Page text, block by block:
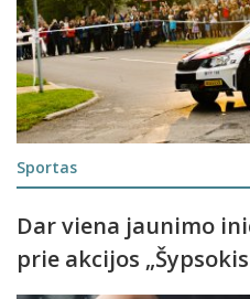
Sportas
Dar viena jaunimo
prie akcijos